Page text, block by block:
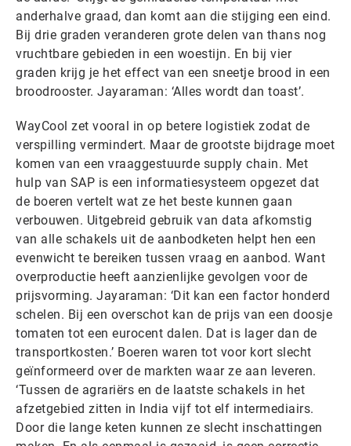
anderhalve graad, dan komt aan die stijging een eind.
Bij drie graden veranderen grote delen van thans nog
vruchtbare gebieden in een woestijn. En bij vier
graden krijg je het effect van een sneetje brood in een
broodrooster. Jayaraman: ‘Alles wordt dan toast’.
WayCool zet vooral in op betere logistiek zodat de
verspilling vermindert. Maar de grootste bijdrage moet
komen van een vraaggestuurde supply chain. Met
hulp van SAP is een informatiesysteem opgezet dat
de boeren vertelt wat ze het beste kunnen gaan
verbouwen. Uitgebreid gebruik van data afkomstig
van alle schakels uit de aanbodketen helpt hen een
evenwicht te bereiken tussen vraag en aanbod. Want
overproductie heeft aanzienlijke gevolgen voor de
prijsvorming. Jayaraman: ‘Dit kan een factor honderd
schelen. Bij een overschot kan de prijs van een doosje
tomaten tot een eurocent dalen. Dat is lager dan de
transportkosten.’ Boeren waren tot voor kort slecht
geïnformeerd over de markten waar ze aan leveren.
‘Tussen de agrariërs en de laatste schakels in het
afzetgebied zitten in India vijf tot elf intermediairs.
Door die lange keten kunnen ze slecht inschattingen